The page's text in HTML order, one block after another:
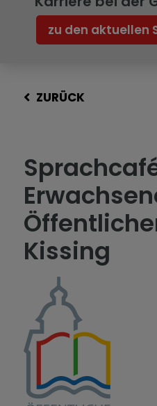
zu den aktuellen
ZURÜCK
Kissing